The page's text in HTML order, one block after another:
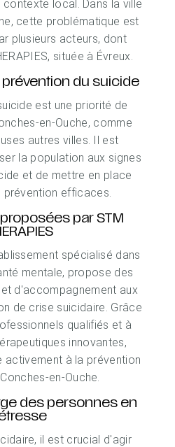
local. Dans la ville
cette problématique est
plusieurs acteurs, dont
située à Évreux.
prévention du suicide
est une priorité de
en-Ouche, comme
autres villes. Il est
la population aux signes
et de mettre en place
prévention efficaces.
par STM
spécialisé dans
mentale, propose des
d'accompagnement aux
de crise suicidaire. Grâce
qualifiés et à
innovantes,
activement à la prévention
en-Ouche.
des personnes en
il est crucial d'agir